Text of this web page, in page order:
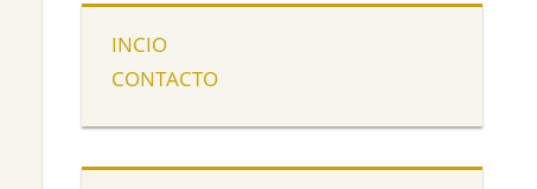
INCIO
CONTACTO